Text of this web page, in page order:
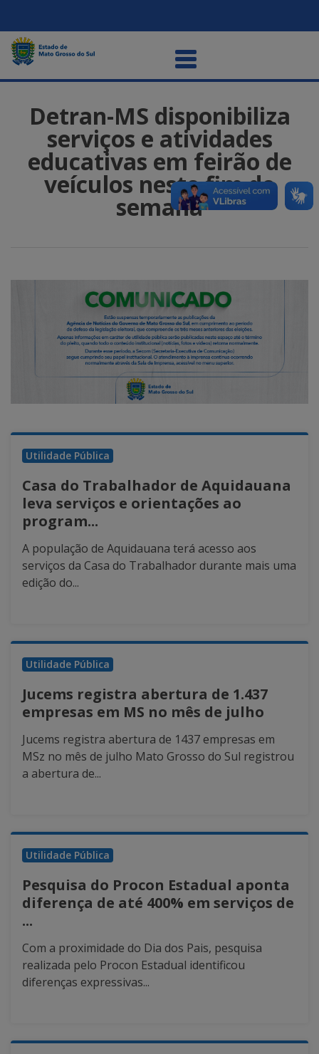
Detran-MS disponibiliza
serviços e atividades
educativas em feirão de
veículos neste fim de
semana
Utilidade Pública
Casa do Trabalhador de Aquidauana
leva serviços e orientações ao
program...
A população de Aquidauana terá acesso aos
serviços da Casa do Trabalhador durante mais uma
edição do...
Utilidade Pública
Jucems registra abertura de 1.437
empresas em MS no mês de julho
Jucems registra abertura de 1437 empresas em
MSz no mês de julho Mato Grosso do Sul registrou
a abertura de...
Utilidade Pública
Pesquisa do Procon Estadual aponta
diferença de até 400% em serviços de
...
Com a proximidade do Dia dos Pais, pesquisa
realizada pelo Procon Estadual identificou
diferenças expressivas...